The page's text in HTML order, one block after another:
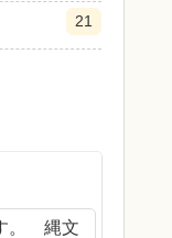
21
。 縄文